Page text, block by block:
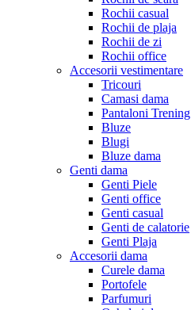
Rochii casual
Rochii de plaja
Rochii de zi
Rochii office
Accesorii vestimentare
Tricouri
Camasi dama
Pantaloni Trening
Bluze
Blugi
Bluze dama
Genti dama
Genti Piele
Genti office
Genti casual
Genti de calatorie
Genti Plaja
Accesorii dama
Curele dama
Portofele
Parfumuri